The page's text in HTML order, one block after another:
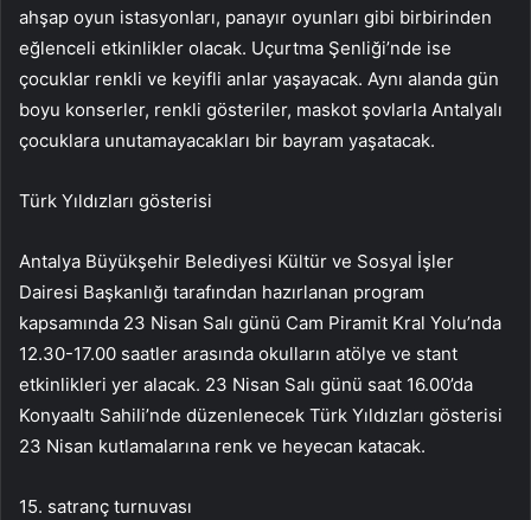
ahşap oyun istasyonları, panayır oyunları gibi birbirinden
eğlenceli etkinlikler olacak. Uçurtma Şenliği’nde ise
çocuklar renkli ve keyifli anlar yaşayacak. Aynı alanda gün
boyu konserler, renkli gösteriler, maskot şovlarla Antalyalı
çocuklara unutamayacakları bir bayram yaşatacak.
Türk Yıldızları gösterisi
Antalya Büyükşehir Belediyesi Kültür ve Sosyal İşler
Dairesi Başkanlığı tarafından hazırlanan program
kapsamında 23 Nisan Salı günü Cam Piramit Kral Yolu’nda
12.30-17.00 saatler arasında okulların atölye ve stant
etkinlikleri yer alacak. 23 Nisan Salı günü saat 16.00’da
Konyaaltı Sahili’nde düzenlenecek Türk Yıldızları gösterisi
23 Nisan kutlamalarına renk ve heyecan katacak.
15. satranç turnuvası